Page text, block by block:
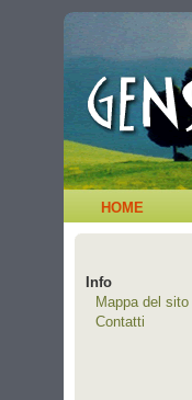
HOME
Info
Mappa del sito
Contatti